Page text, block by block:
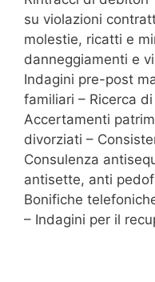
su violazioni
molestie, ricatti e
danneggiamenti e
Indagini pre-post
familiari – Ricerca
Accertamenti
divorziati –
Consulenza
antisette, anti
Bonifiche
– Indagini per il